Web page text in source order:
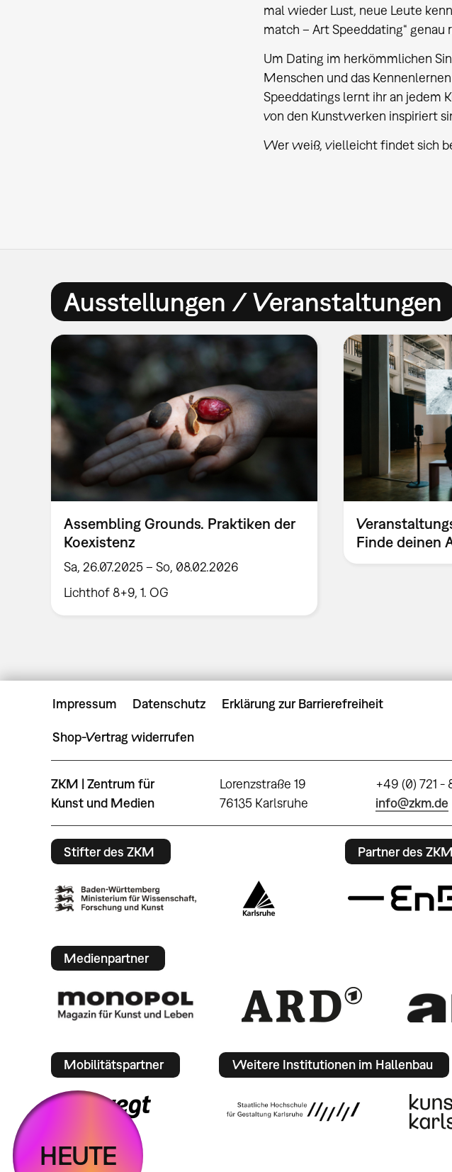
mal wieder Lust, neue Leute
match – Art Speeddating“ genau
Um Dating im herkömmlichen
Menschen und das
Speeddatings lernt ihr an jedem
von den Kunstwerken inspiriert
Wer weiß, vielleicht findet sich
Ausstellungen / Veranstaltungen
Assembling Grounds. Praktiken der
Koexistenz
Sa, 26.07.2025 – So, 08.02.2026
Lichthof 8+9, 1. OG
Finde deinen
Impressum Datenschutz Erklärung zur Barrierefreiheit
Shop-Vertrag widerrufen
ZKM | Zentrum für
Kunst und Medien
Lorenzstraße 19
76135 Karlsruhe
+49 (0) 721 -
info@zkm.de
Stifter des ZKM Partner des ZKM
Medienpartner
Mobilitätspartner Weitere Institutionen im Hallenbau
HEUTE